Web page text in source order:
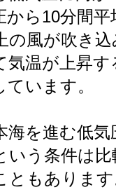
から10分間平
の風が吹き込
気温が上昇
います。
海を進む低気
いう条件は比
ともありま